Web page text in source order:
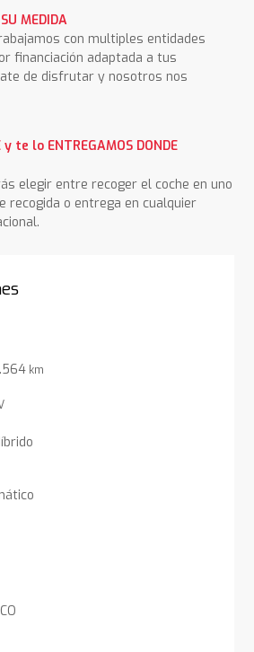
MEDIDA
con multiples entidades
financiación adaptada a tus
de disfrutar y nosotros nos
y te lo ENTREGAMOS DONDE
elegir entre recoger el coche en uno
recogida o entrega en cualquier
km